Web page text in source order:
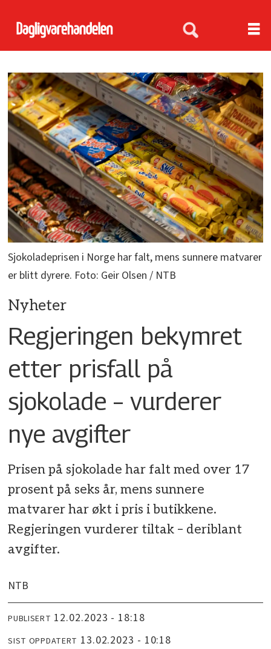
Sjokoladeprisen i Norge har falt, mens sunnere matvarer
er blitt dyrere. Foto: Geir Olsen / NTB
Nyheter
Regjeringen bekymret
etter prisfall på
sjokolade – vurderer
nye avgifter
Prisen på sjokolade har falt med over 17
prosent på seks år, mens sunnere
matvarer har økt i pris i butikkene.
Regjeringen vurderer tiltak – deriblant
avgifter.
NTB
PUBLISERT 12.02.2023 - 18:18
SIST OPPDATERT 13.02.2023 - 10:18